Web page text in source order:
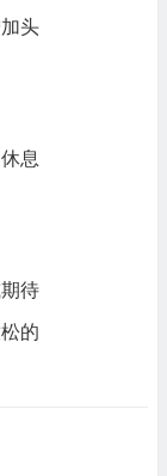
头
息
待
的